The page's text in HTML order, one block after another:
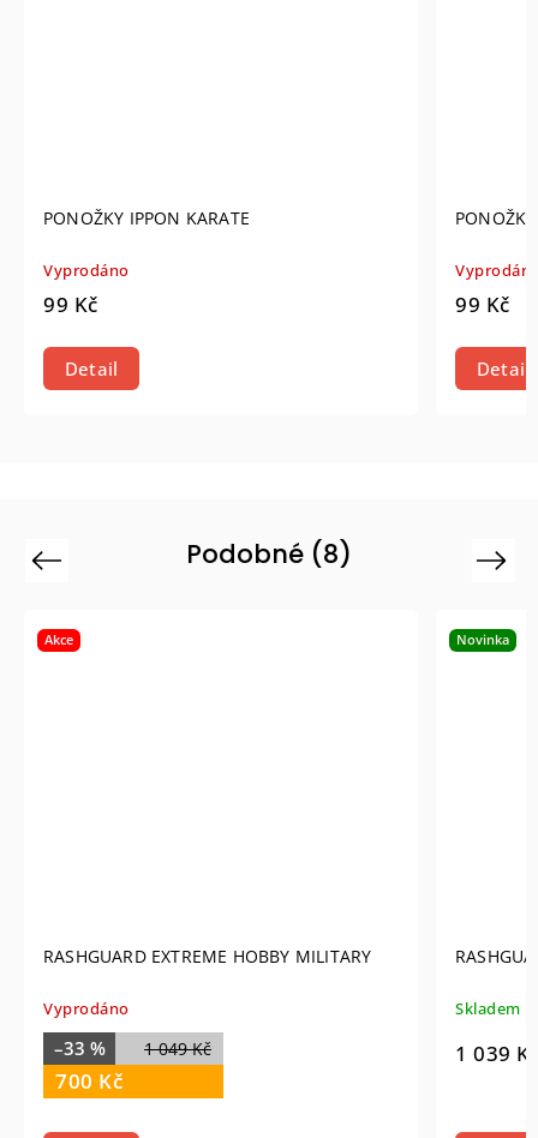
PONOŽKY IPPON KARATE
Vyprodáno
99 Kč
Detail
99 Kč
Detail
Podobné (8)
Previous
Akce
RASHGUARD EXTREME HOBBY MILITARY
Vyprodáno
1 049 Kč
–33 %
700 Kč
Novinka
Skladem
1 039
Next